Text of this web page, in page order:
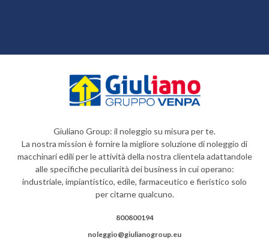
Giuliano Group: il noleggio su misura per te.
La nostra mission è fornire la migliore soluzione di noleggio di
macchinari edili per le attività della nostra clientela adattandole
alle specifiche peculiarità dei business in cui operano:
industriale, impiantistico, edile, farmaceutico e fieristico solo
per citarne qualcuno.
800800194
noleggio@giulianogroup.eu